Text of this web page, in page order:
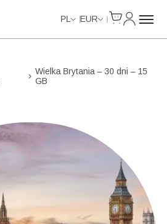
PL EUR
Wielka Brytania – 30 dni – 15
GB